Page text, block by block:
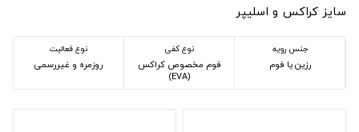
سایز کراکس و اسلیپر
جنس رویه
رزین یا فوم
نوع کفی
فوم مخصوص کراکس
(EVA)
نوع فعالیت
روزمره و غیررسمی